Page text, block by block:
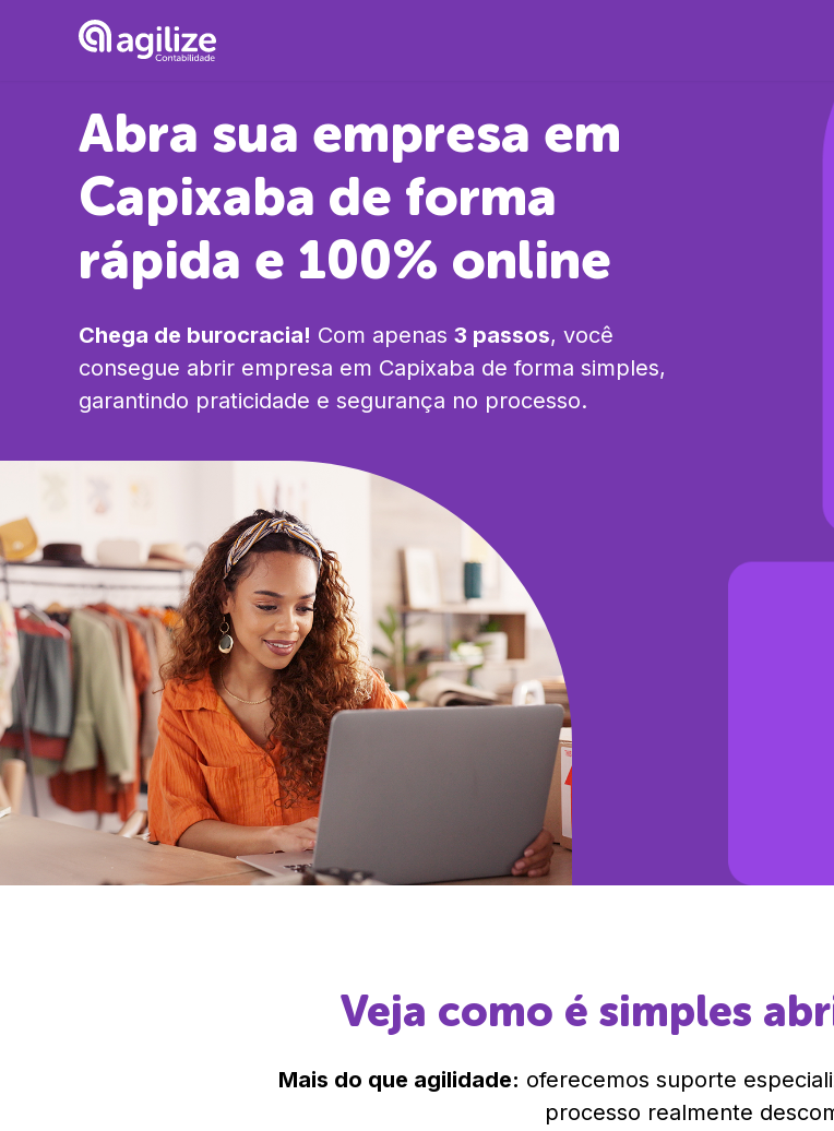
Abra sua empresa em
Capixaba de forma
rápida e 100% online
Chega de burocracia! Com apenas 3 passos, você
consegue abrir empresa em Capixaba de forma simples,
garantindo praticidade e segurança no processo.
Veja como é simples
Mais do que agilidade: oferecemos suporte
processo realmente